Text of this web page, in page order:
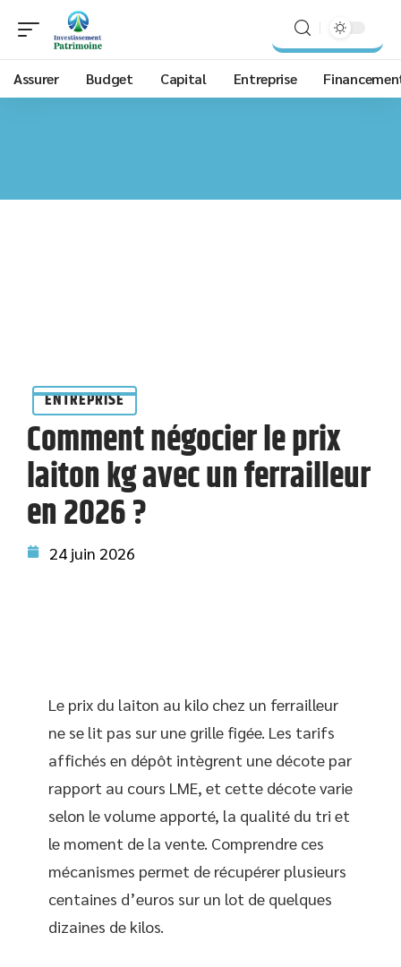
Assurer Budget Capital Entreprise
ENTREPRISE
Comment négocier le prix
laiton kg avec un ferrailleur
en 2026 ?
24 juin 2026
Le prix du laiton au kilo chez un ferrailleur
ne se lit pas sur une grille figée. Les tarifs
affichés en dépôt intègrent une décote par
rapport au cours LME, et cette décote varie
selon le volume apporté, la qualité du tri et
le moment de la vente. Comprendre ces
mécanismes permet de récupérer plusieurs
centaines d’euros sur un lot de quelques
dizaines de kilos.